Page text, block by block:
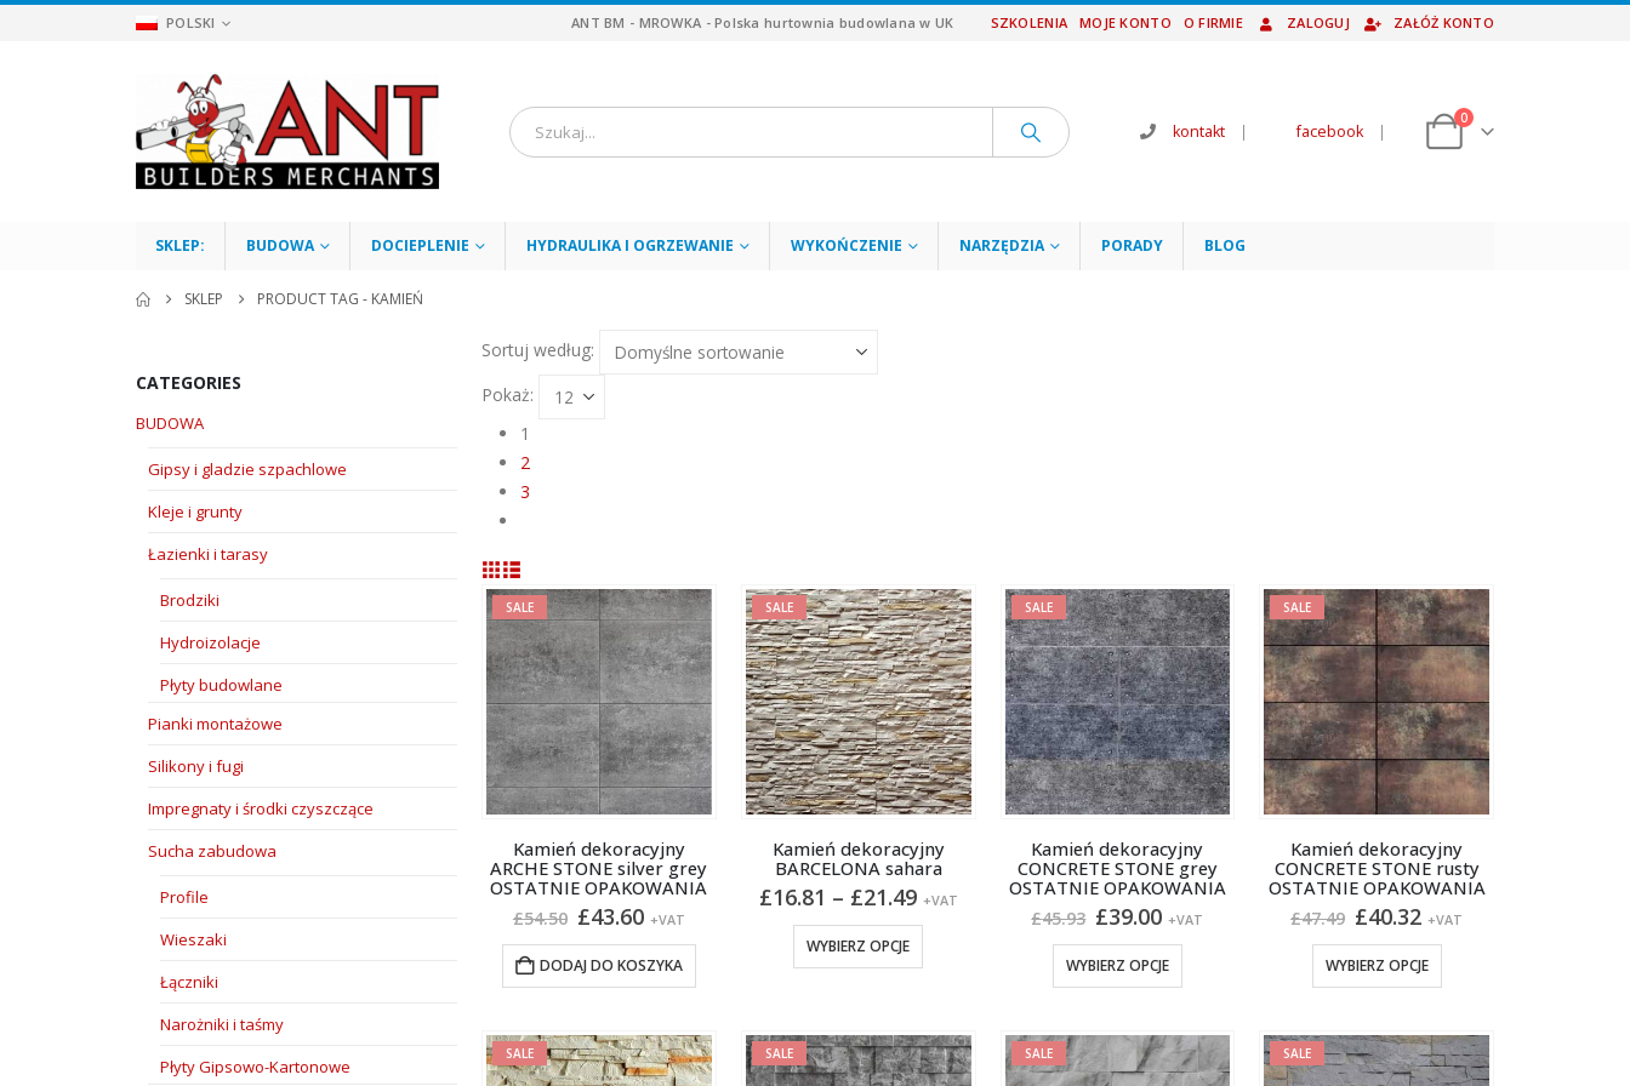
POLSKI ANT BM - MROWKA - Polska hurtownia budowlana w UK SZKOLENIA MOJE KONTO O FIRMIE ZALOGUJ ZAŁÓŻ KONTO
kontakt | facebook |
0
SKLEP: BUDOWA DOCIEPLENIE HYDRAULIKA I OGRZEWANIE WYKOŃCZENIE NARZĘDZIA PORADY BLOG
SKLEP PRODUCT TAG - KAMIEŃ
Sortuj według:
Pokaż:
1
2
3
SALE
Kamień dekoracyjny
ARCHE STONE silver grey
OSTATNIE OPAKOWANIA
£54.50 Pierwotna
cena
wynosiła:
£54.50.
£43.60Aktualna
cena
wynosi:
£43.60.
+VAT
DODAJ DO KOSZYKA
SALE
Kamień dekoracyjny
BARCELONA sahara
£16.81 – £21.49Zakres
cen:
£16.81
+VAT
WYBIERZ OPCJE
produkt
wariantów.
SALE
Kamień dekoracyjny
CONCRETE STONE grey
OSTATNIE OPAKOWANIA
£45.93 Pierwotna
cena
wynosiła:
£45.93.
£39.00Aktualna
cena
wynosi:
£39.00.
+VAT
WYBIERZ OPCJE
produkt
wiele
wariantów.
SALE
Kamień dekoracyjny
CONCRETE STONE rusty
OSTATNIE OPAKOWANIA
£47.49 Pierwotna
cena
wynosiła:
£47.49.
£40.32Aktualna
cena
wynosi:
£40.32.
+VAT
WYBIERZ OPCJE
produkt
wiele
wariantów.
SALE SALE SALE SALE
CATEGORIES
BUDOWA
Gipsy i gladzie szpachlowe
Kleje i grunty
Łazienki i tarasy
Brodziki
Hydroizolacje
Płyty budowlane
Pianki montażowe
Silikony i fugi
Impregnaty i środki czyszczące
Sucha zabudowa
Profile
Wieszaki
Łączniki
Narożniki i taśmy
Płyty Gipsowo-Kartonowe